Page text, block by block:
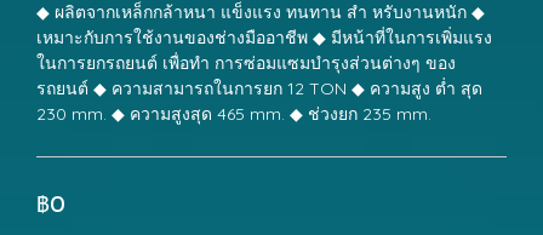
◆ ผลิตจากเหล็กกล้าหนา แข็งแรง ทนทาน สำ หรับงานหนัก ◆
เหมาะกับการใช้งานของช่างมืออาชีพ ◆ มีหน้าที่ในการเพิ่มแรง
ในการยกรถยนต์ เพื่อทำ การซ่อมแซมบำรุงส่วนต่างๆ ของ
รถยนต์ ◆ ความสามารถในการยก 12 TON ◆ ความสูง ต่ำ สุด
230 mm. ◆ ความสูงสุด 465 mm. ◆ ช่วงยก 235 mm.
฿0